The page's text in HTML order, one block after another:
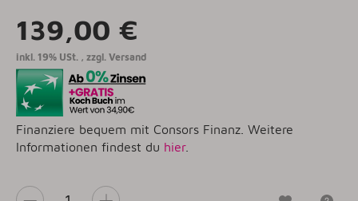
139,00 €
inkl. 19% USt. , zzgl. Versand
Finanziere bequem mit Consors Finanz. Weitere
Informationen findest du hier.